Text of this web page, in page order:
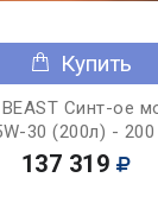
Купить
Синт-ое
30 (200л) - 200
137 319